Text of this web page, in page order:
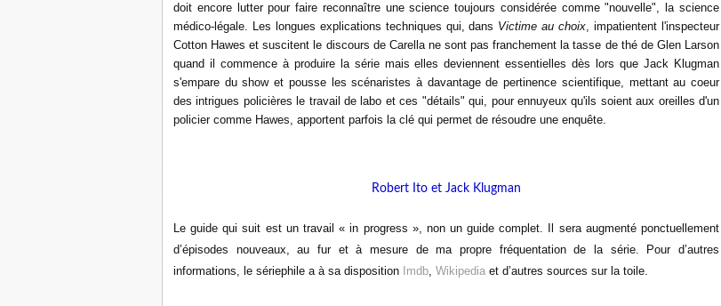
doit encore lutter pour faire reconnaître une science toujours considérée comme "nouvelle", la science
médico-légale. Les longues explications techniques qui, dans Victime au choix, impatientent l'inspecteur
Cotton Hawes et suscitent le discours de Carella ne sont pas franchement la tasse de thé de Glen Larson
quand il commence à produire la série mais elles deviennent essentielles dès lors que Jack Klugman
s'empare du show et pousse les scénaristes à davantage de pertinence scientifique, mettant au coeur
des intrigues policières le travail de labo et ces "détails" qui, pour ennuyeux qu'ils soient aux oreilles d'un
policier comme Hawes, apportent parfois la clé qui permet de résoudre une enquête.
Robert Ito et Jack Klugman
Le guide qui suit est un travail « in progress », non un guide complet. Il sera augmenté ponctuellement
d’épisodes nouveaux, au fur et à mesure de ma propre fréquentation de la série. Pour d’autres
informations, le sériephile a à sa disposition Imdb, Wikipedia et d’autres sources sur la toile.